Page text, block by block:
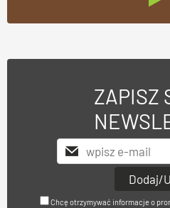
ZAPISZ
Chcę otrzymywać informacje o